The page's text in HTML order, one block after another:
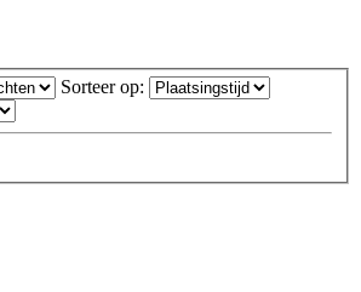
Sorteer op: